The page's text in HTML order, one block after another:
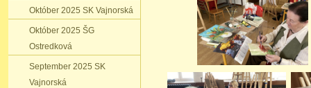
Október 2025 SK Vajnorská
Október 2025 ŠG
Ostredková
September 2025 SK
Vajnorská